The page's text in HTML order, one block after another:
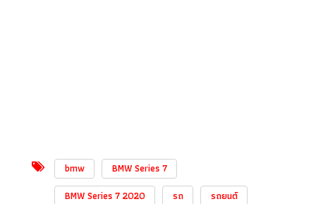
bmw
BMW Series 7
BMW Series 7 2020
รถ
รถยนต์